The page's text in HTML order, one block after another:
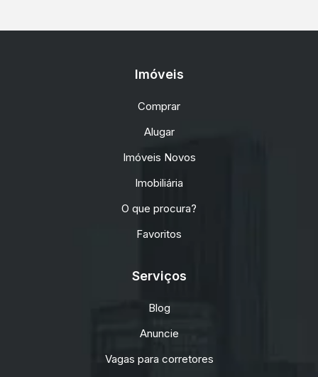
Imóveis
Comprar
Alugar
Imóveis Novos
Imobiliária
O que procura?
Favoritos
Serviços
Blog
Anuncie
Vagas para corretores